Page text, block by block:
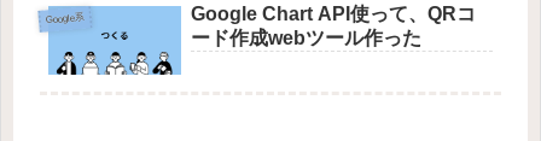
Google系
Google Chart API使って、QRコ
ード作成webツール作った